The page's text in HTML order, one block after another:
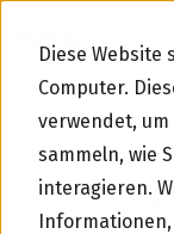
Diese Website
Computer.
verwendet,
sammeln, wie
interagieren.
Zurück zur